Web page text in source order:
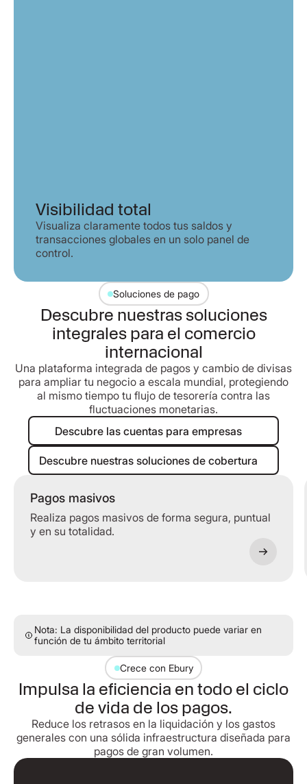
Visibilidad total
Visualiza claramente todos tus saldos y
transacciones globales en un solo panel de
control.
Soluciones de pago
Descubre nuestras soluciones
integrales para el comercio
internacional
Una plataforma integrada de pagos y cambio de divisas
para ampliar tu negocio a escala mundial, protegiendo
al mismo tiempo tu flujo de tesorería contra las
fluctuaciones monetarias.
Descubre las cuentas para
Descubre las cuentas para empresas
Descubre nuestras soluciones de
Descubre nuestras soluciones de cobertura
Pagos masivos
Realiza pagos masivos de forma segura, puntual
y en su totalidad.
Nota: La disponibilidad del producto puede variar en
función de tu ámbito territorial
Crece con Ebury
Impulsa la eficiencia en todo el ciclo
de vida de los pagos.
Reduce los retrasos en la liquidación y los gastos
generales con una sólida infraestructura diseñada para
pagos de gran volumen.